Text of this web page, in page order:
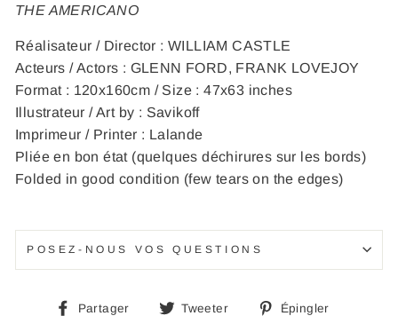
THE AMERICANO
Réalisateur / Director : WILLIAM CASTLE
Acteurs / Actors : GLENN FORD, FRANK LOVEJOY
Format : 120x160cm / Size : 47x63 inches
Illustrateur / Art by : Savikoff
Imprimeur / Printer : Lalande
Pliée en bon état (quelques déchirures sur les bords)
Folded in good condition (few tears on the edges)
POSEZ-NOUS VOS QUESTIONS
Partager
PartagerTweeter
TweeterÉpingler